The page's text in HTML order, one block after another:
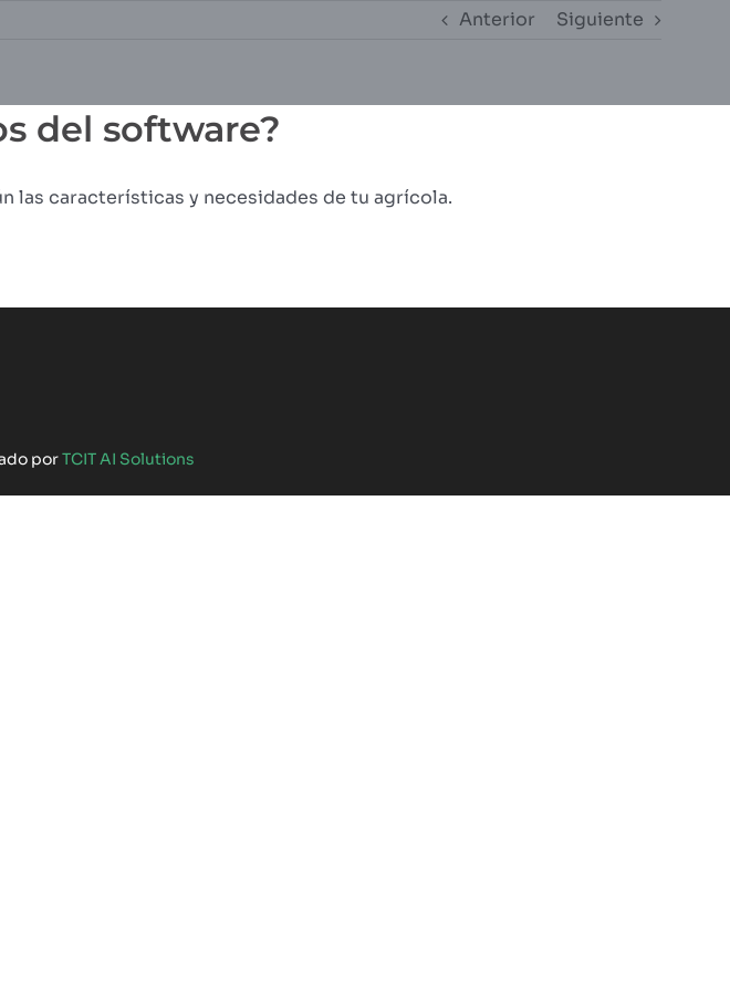
Anterior Siguiente
del software?
las características y necesidades de tu agrícola.
porTCIT AI Solutions